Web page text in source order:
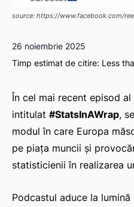
source: https://www.facebook.com/
26 noiembrie 2025
Timp estimat de citire: Less
În cel mai recent episod
intitulat #StatsInAWrap,
modul în care Europa
pe piața muncii și
statisticienii în realizarea
Podcastul aduce la